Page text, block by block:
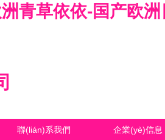
青草依依-国产欧
聯(lián)系我們 企業(yè)信息